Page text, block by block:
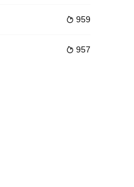
自由自在的
早就双双离开了人世，基特
惨遭退训后，他被分发到有“军中
传闻在这里广为流传。美丽的少
 959
 957